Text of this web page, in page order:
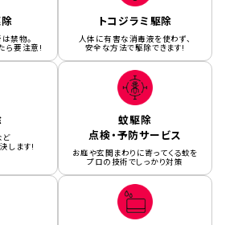
禁物。
ら要注意!
トコジラミ駆除
人体に有害な消毒液を使わず、
安全な方法で駆除できます!
ど
します!
蚊駆除
点検・予防サービス
お庭や玄関まわりに寄ってくる蚊を
プロの技術でしっかり対策